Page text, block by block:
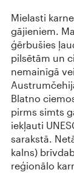
Mielasti
gājieniem.
ģērbušies
pilsētām un
nemainīgā
Blatno
pirms simts
iekļauti
sarakstā.
kalns)
reģionālo